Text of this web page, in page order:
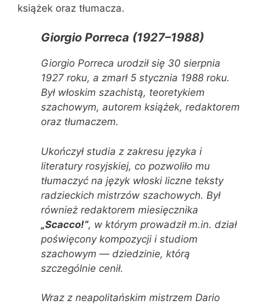
książek oraz tłumacza.
Giorgio Porreca (1927–1988)
Giorgio Porreca urodził się 30 sierpnia
1927 roku, a zmarł 5 stycznia 1988 roku.
Był włoskim szachistą, teoretykiem
szachowym, autorem książek, redaktorem
oraz tłumaczem.
Ukończył studia z zakresu języka i
literatury rosyjskiej, co pozwoliło mu
tłumaczyć na język włoski liczne teksty
radzieckich mistrzów szachowych. Był
również redaktorem miesięcznika
„Scacco!”, w którym prowadził m.in. dział
poświęcony kompozycji i studiom
szachowym — dziedzinie, którą
szczególnie cenił.
Wraz z neapolitańskim mistrzem Dario